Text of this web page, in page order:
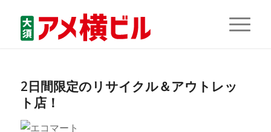
2日間限定のリサイクル＆アウトレッ
ト店！